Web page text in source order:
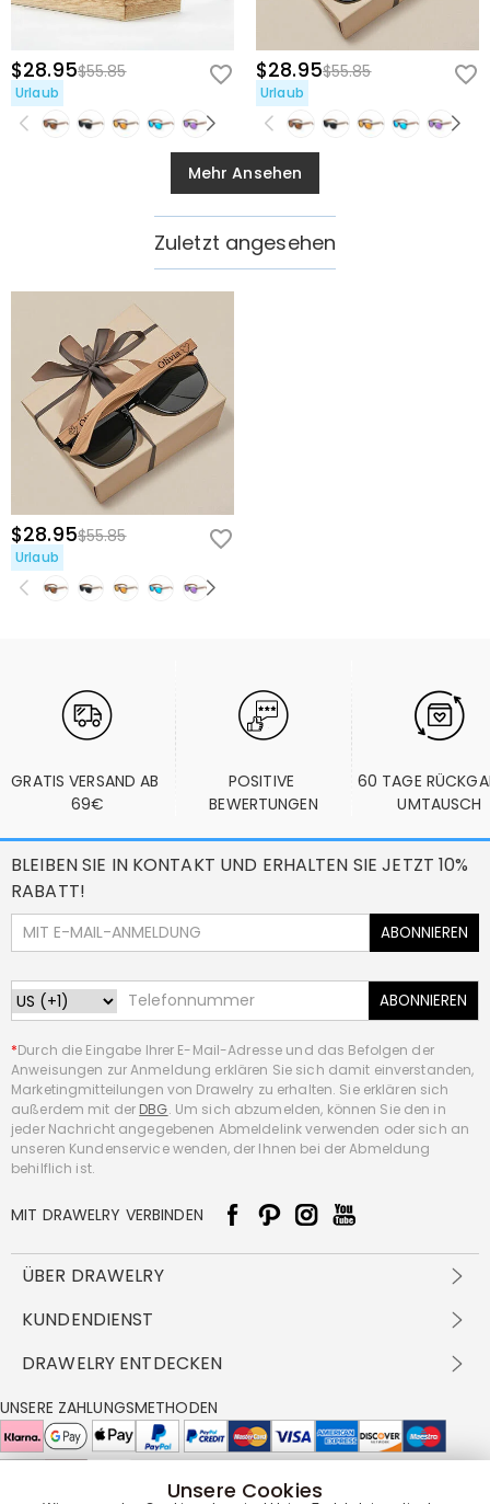
$28.95$55.85
Urlaub
$28.95$55.85
Urlaub
Mehr Ansehen
Zuletzt angesehen
$28.95$55.85
Urlaub
GRATIS VERSAND AB
69€
POSITIVE
BEWERTUNGEN
60 TAGE
UMTAUSCH
BLEIBEN SIE IN KONTAKT UND ERHALTEN SIE JETZT 10%
RABATT!
ABONNIEREN
ABONNIEREN
*Durch die Eingabe Ihrer E-Mail-Adresse und das Befolgen der
Anweisungen zur Anmeldung erklären Sie sich damit einverstanden,
Marketingmitteilungen von Drawelry zu erhalten. Sie erklären sich
außerdem mit der DBG. Um sich abzumelden, können Sie den in
jeder Nachricht angegebenen Abmeldelink verwenden oder sich an
unseren Kundenservice wenden, der Ihnen bei der Abmeldung
behilflich ist.
MIT DRAWELRY VERBINDEN
ÜBER DRAWELRY
Über Uns
DBG
FAQ
Cookie-Richtlinie
KUNDENDIENST
Versandbedingungen
Rückgabe & Umtausch
Pflegehinweis
DRAWELRY ENTDECKEN
Großhandelsangebot
Drawelry Prime
Bonusprogramm
UNSERE ZAHLUNGSMETHODEN
Unsere Cookies